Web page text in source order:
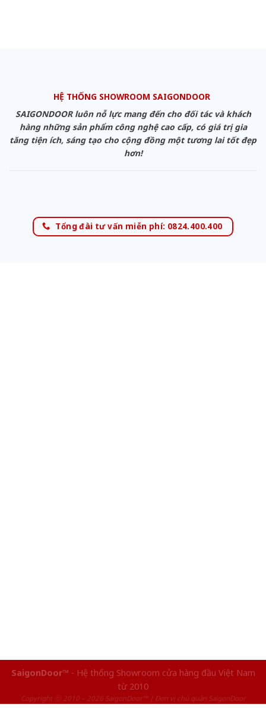
HỆ THỐNG SHOWROOM SAIGONDOOR
SAIGONDOOR luôn nỗ lực mang đến cho đối tác và khách
hàng những sản phẩm công nghệ cao cấp, có giá trị gia
tăng tiện ích, sáng tạo cho cộng đồng một tương lai tốt đẹp
hơn!
Tổng đài tư vấn miễn phí: 0824.400.400
SaigonDoor™ - Hệ thống Showroom cửa hàng đầu Việt Nam
từ 2010
Copyright ⓒ 2010 – 2026 SaigonDoor™ | Đơn vị chủ quản SaigonDoor